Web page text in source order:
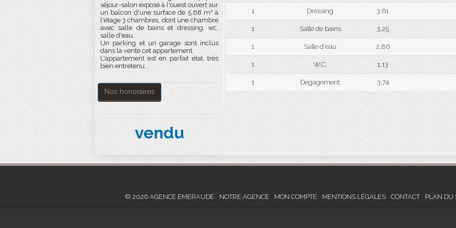
séjour-salon exposé à l'ouest ouvert sur
un balcon d'une surface de 5.68 m² à
l'étage 3 chambres, dont une chambre
avec salle de bains et dressing, wc,
salle d'eau.
Un parking et un garage sont inclus
dans la vente cet appartement.
L'appartement est en parfait état, très
bien entretenu, .
Nos honoraires
vendu
1 Dressing 3,61
1 Salle de bains 3,25
1 Salle d'eau 2,86
1 W.C. 1,13
1 Dégagement 3,74
© 2026 AGENCE EMERAUDE NOTRE AGENCE MON COMPTE MENTIONS LÉGALES CONTACT PLAN DU